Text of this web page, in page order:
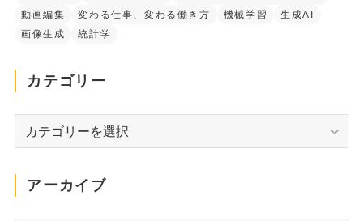
動画編集
変わる仕事、変わる働き方 機械学習
生成AI
画像生成
統計学
カテゴリー
リアーカイブ